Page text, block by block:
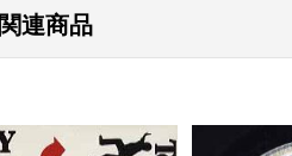
関連商品